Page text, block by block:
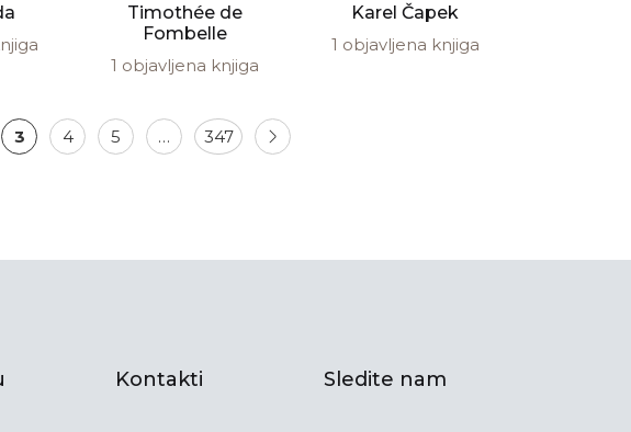
Timothée de
Fombelle
1 objavljena knjiga
Karel Čapek
1 objavljena knjiga
3 4 5 … 347
Kontakti Sledite nam